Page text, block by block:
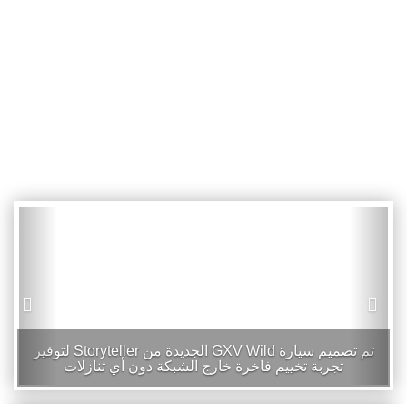
هذا المكتب الإلكتروني صغير الحجم والمدمج داخل علبة ألتويدز
هو محطة عمل محمولة للمهوسين بالتكنولوجيا